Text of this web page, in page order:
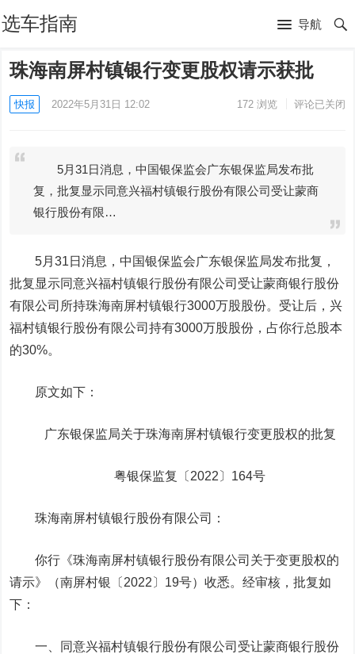
选车指南 导航
珠海南屏村镇银行变更股权请示获批
快报 2022年5月31日 12:02 172浏览 评论已关闭
5月31日消息，中国银保监会广东银保监局发布批
复，批复显示同意兴福村镇银行股份有限公司受让蒙商
银行股份有限…
5月31日消息，中国银保监会广东银保监局发布批复，
批复显示同意兴福村镇银行股份有限公司受让蒙商银行股份
有限公司所持珠海南屏村镇银行3000万股股份。受让后，兴
福村镇银行股份有限公司持有3000万股股份，占你行总股本
的30%。
原文如下：
广东银保监局关于珠海南屏村镇银行变更股权的批复
粤银保监复〔2022〕164号
珠海南屏村镇银行股份有限公司：
你行《珠海南屏村镇银行股份有限公司关于变更股权的
请示》（南屏村银〔2022〕19号）收悉。经审核，批复如
下：
一、同意兴福村镇银行股份有限公司受让蒙商银行股份